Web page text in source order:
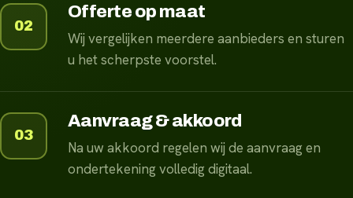
02
Offerte op maat
Wij vergelijken meerdere aanbieders en sturen
u het scherpste voorstel.
03
Aanvraag & akkoord
Na uw akkoord regelen wij de aanvraag en
ondertekening volledig digitaal.